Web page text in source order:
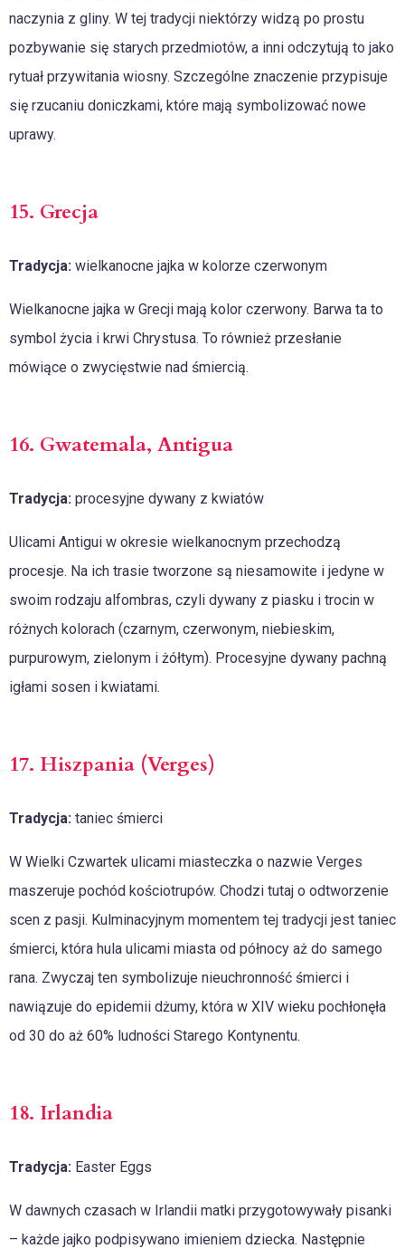
naczynia z gliny. W tej tradycji niektórzy widzą po prostu
pozbywanie się starych przedmiotów, a inni odczytują to jako
rytuał przywitania wiosny. Szczególne znaczenie przypisuje
się rzucaniu doniczkami, które mają symbolizować nowe
uprawy.
15. Grecja
Tradycja: wielkanocne jajka w kolorze czerwonym
Wielkanocne jajka w Grecji mają kolor czerwony. Barwa ta to
symbol życia i krwi Chrystusa. To również przesłanie
mówiące o zwycięstwie nad śmiercią.
16. Gwatemala, Antigua
Tradycja: procesyjne dywany z kwiatów
Ulicami Antigui w okresie wielkanocnym przechodzą
procesje. Na ich trasie tworzone są niesamowite i jedyne w
swoim rodzaju alfombras, czyli dywany z piasku i trocin w
różnych kolorach (czarnym, czerwonym, niebieskim,
purpurowym, zielonym i żółtym). Procesyjne dywany pachną
igłami sosen i kwiatami.
17. Hiszpania (Verges)
Tradycja: taniec śmierci
W Wielki Czwartek ulicami miasteczka o nazwie Verges
maszeruje pochód kościotrupów. Chodzi tutaj o odtworzenie
scen z pasji. Kulminacyjnym momentem tej tradycji jest taniec
śmierci, która hula ulicami miasta od północy aż do samego
rana. Zwyczaj ten symbolizuje nieuchronność śmierci i
nawiązuje do epidemii dżumy, która w XIV wieku pochłonęła
od 30 do aż 60% ludności Starego Kontynentu.
18. Irlandia
Tradycja: Easter Eggs
W dawnych czasach w Irlandii matki przygotowywały pisanki
– każde jajko podpisywano imieniem dziecka. Następnie